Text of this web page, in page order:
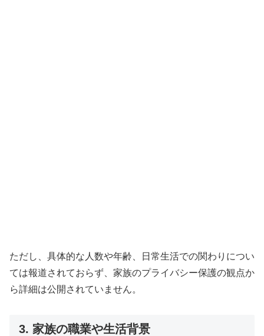
ただし、具体的な人数や年齢、日常生活での関わりについ
ては報道されておらず、家族のプライバシー保護の観点か
ら詳細は公開されていません。
3. 家族の職業や生活背景